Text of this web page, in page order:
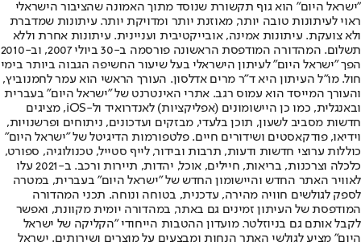
"ישראל היום" הוא גוף תקשורת שנוסד מתוך האמונה שהציבור הישראלי
ראוי לעיתונות טובה יותר, מאוזנת יותר ומדויקת יותר. עיתונות שמדברת
ולא צועקת. עיתונות אמינה, אובייקטיבית ועניינית. עיתונות אחרת וללא
תשלום. המהדורה המודפסת הראשונה פורסמה ב-30 ביולי 2007, וב-2010
הפך "ישראל היום" לעיתון הישראלי בעל שיעור החשיפה הגבוה ביותר בימי
חול. מו"ל העיתון היא ד"ר מרים אדלסון. העורך הראשי הוא עמר לחמנוביץ,
והעורך המייסד הוא עמוס רגב. אתרי האינטרנט של "ישראל היום" בעברית
ובאנגלית, כמו כן היישומונים (אפליקציות) לאנדרואיד ול-iOS, מציגים
חדשות מסביב לשעון, תוכן בלעדי, מבזקים ועדכונים, ניתוחים ופרשנויות,
וידיאו, פודקאסטים ושידורים חיים. פלטפורמות הדיגיטל של "ישראל היום"
כוללות ערוצי חדשות ודעות, תרבות ובידור, לייף סטייל, טכנולוגיה, ספורט,
כלכלה וצרכנות, בריאות, חיילים, אוכל, יהדות, תיירות ורכב. ב-2021 עלו
לאוויר האתר החדש והיישומון החדש של "ישראל היום" בעברית, במטרה
לספק לגולשים חוויה מהירה, עדכנית, בטוחה ונוחה. תכני המהדורה
המודפסת של העיתון זמינים גם באתר, במהדורה יומית מקוונת, ואפשר
לקבל אותם גם בניוזלטר. מועדון ההטבות הייחודי "הקליקה של ישראל
היום" מציע לגולשי האתר הנחות ומבצעים על מוצרים ושירותים. ישראל